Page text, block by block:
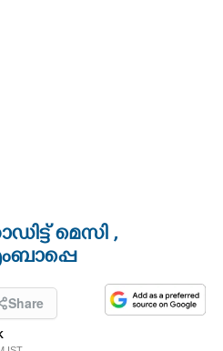
മെസി ,
Share